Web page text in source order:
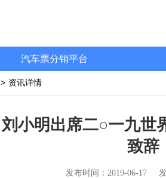
汽车票分销平台
> 资讯详情
刘小明出席二○一九世
致辞
发布时间： 2019-06-17发